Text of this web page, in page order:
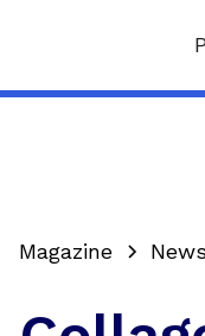
Magazine News